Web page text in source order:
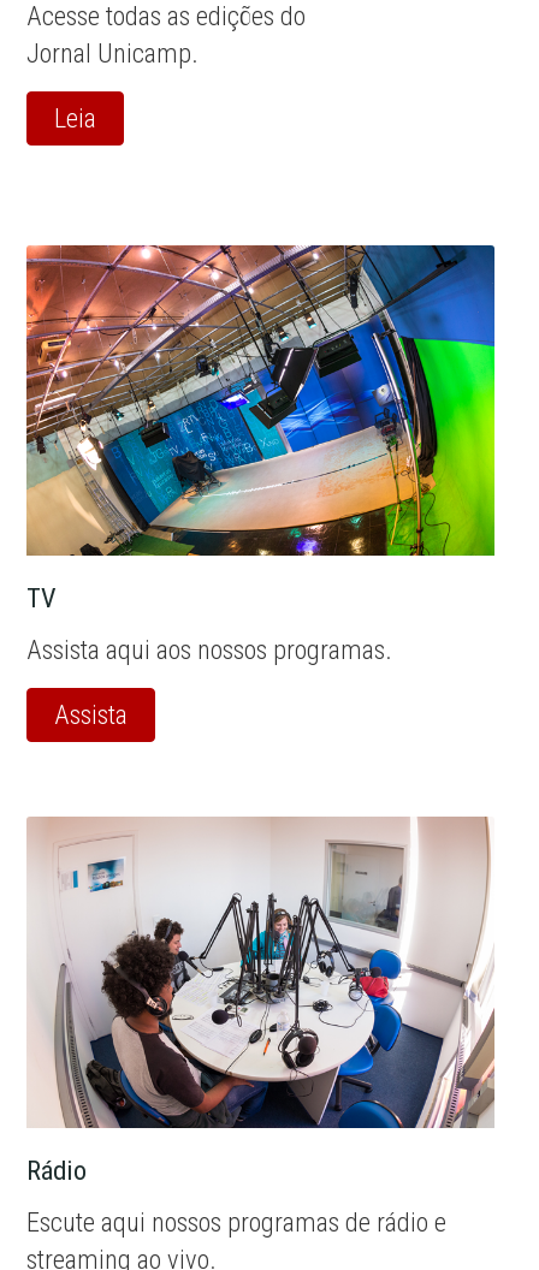
Acesse todas as edições do
Jornal Unicamp.
Leia
TV
Assista aqui aos nossos programas.
Assista
Rádio
Escute aqui nossos programas de rádio e
streaming ao vivo.